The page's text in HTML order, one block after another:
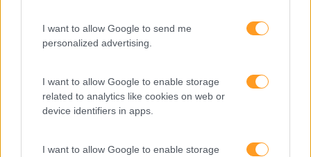
I want to allow Google to send me
personalized advertising.
I want to allow Google to enable storage
related to analytics like cookies on web or
device identifiers in apps.
I want to allow Google to enable storage
SKOLAE Formação
empresa europeia multiespecializada no desenvolvimento